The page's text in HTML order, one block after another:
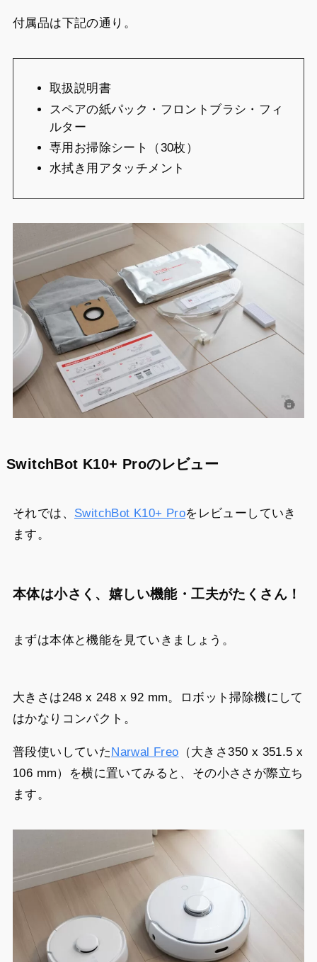
付属品は下記の通り。
取扱説明書
スペアの紙パック・フロントブラシ・フィ
ルター
専用お掃除シート（30枚）
水拭き用アタッチメント
SwitchBot K10+ Proのレビュー
それでは、 SwitchBot K10+ Proをレビューしていき
ます。
本体は小さく、嬉しい機能・工夫がたくさん！
まずは本体と機能を見ていきましょう。
大きさは248 x 248 x 92 mm。ロボット掃除機にして
はかなりコンパクト。
普段使いしていた Narwal Freo （大きさ350 x 351.5 x
106 mm）を横に置いてみると、その小ささが際立ち
ます。